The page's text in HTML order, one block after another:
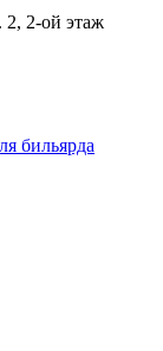
2, 2-ой этаж